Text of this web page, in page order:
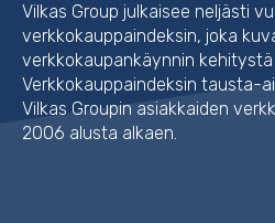
Vilkas Group julkaisee neljästi
verkkokauppaindeksin, joka
verkkokaupankäynnin kehitystä
Verkkokauppaindeksin tausta-
Vilkas Groupin asiakkaiden
2006 alusta alkaen.